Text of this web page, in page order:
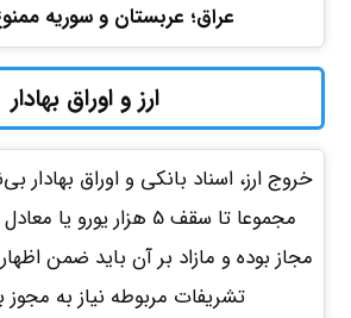
عراق؛ عربستان و سوریه
ارز و اوراق بهادار
خروج ارز، اسناد بانکی و اوراق بهادار
مجموعا تا سقف 5 هزار یورو
مجاز بوده و مازاد بر آن باید ضمن
تشریفات مربوطه نیاز به مجوز